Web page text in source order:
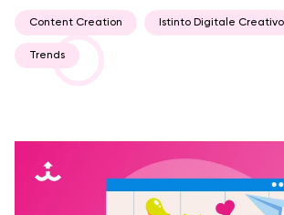
Content Creation Istinto Digitale Creativo
Trends